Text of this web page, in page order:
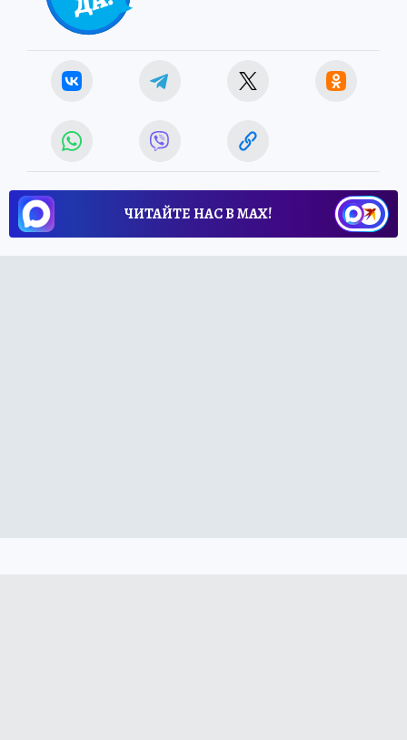
ЧИТАЙТЕ НАС В МАХ!